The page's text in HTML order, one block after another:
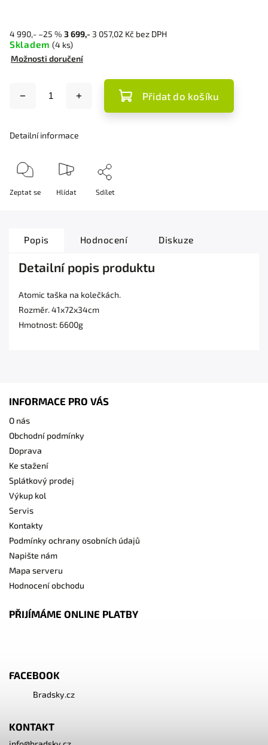
4 990,- –25 % 3 699,- 3 057,02 Kč bez DPH
Skladem (4 ks)
Možnosti doručení
Přidat do košíku
Detailní informace
Zeptat se Hlídat Sdílet
Popis Hodnocení Diskuze
Detailní popis produktu
Atomic taška na kolečkách.
Rozměr. 41x72x34cm
Hmotnost: 6600g
INFORMACE PRO VÁS
O nás
Obchodní podmínky
Doprava
Ke stažení
Splátkový prodej
Výkup kol
Servis
Kontakty
Podmínky ochrany osobních údajů
Napište nám
Mapa serveru
Hodnocení obchodu
PŘIJÍMÁME ONLINE PLATBY
FACEBOOK
Bradsky.cz
KONTAKT